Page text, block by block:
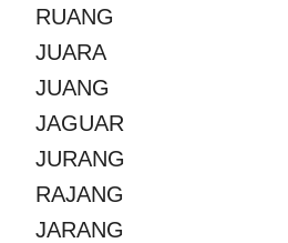
RUANG
JUARA
JUANG
JAGUAR
JURANG
RAJANG
JARANG